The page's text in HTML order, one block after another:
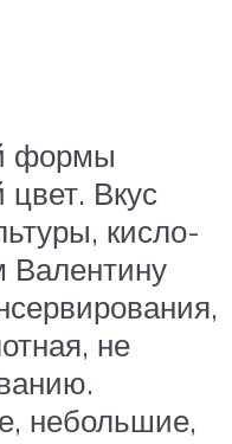
формы
Вкус
кисло-
Валентину
не
небольшие,